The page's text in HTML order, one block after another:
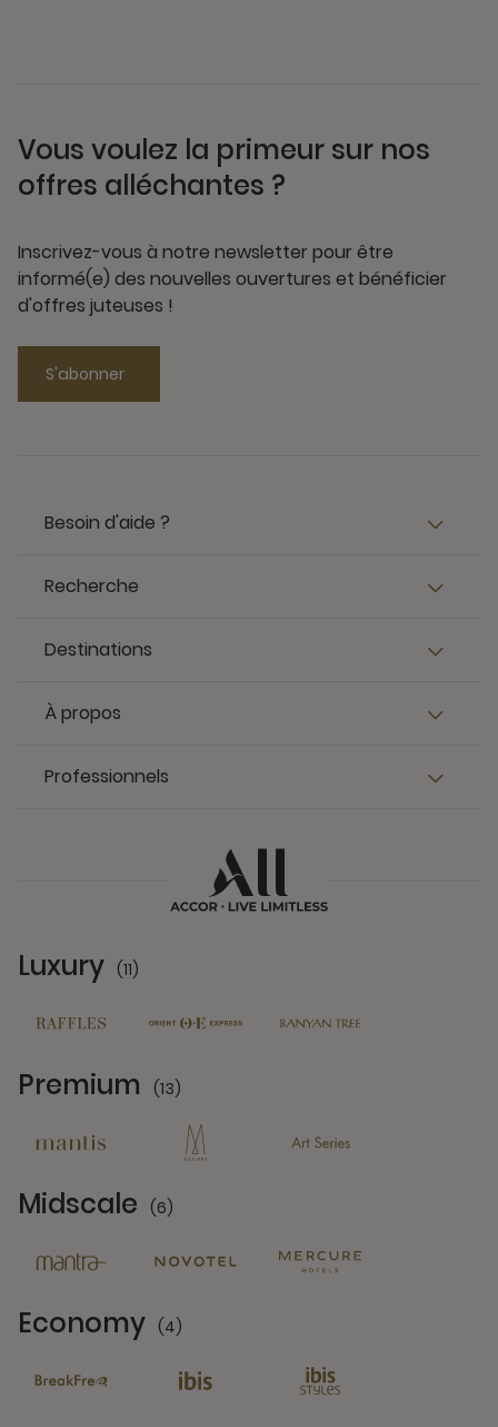
Vous voulez la primeur sur nos
offres alléchantes ?
Inscrivez-vous à notre newsletter pour être
informé(e) des nouvelles ouvertures et bénéficier
d'offres juteuses !
S'abonner
Besoin d'aide ?
Recherche
Destinations
À propos
Professionnels
Luxury (11)
Premium (13)
Midscale (6)
Economy (4)